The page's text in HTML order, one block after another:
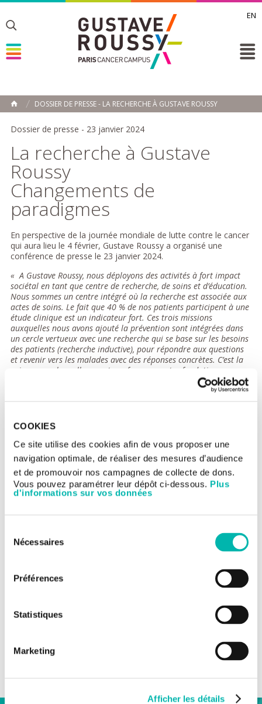
COOKIES
Ce site utilise des cookies afin de vous proposer une
navigation optimale, de réaliser des mesures d’audience
et de promouvoir nos campagnes de collecte de dons.
Vous pouvez paramétrer leur dépôt ci-dessous. Plus
d'informations sur vos données
Nécessaires
Préférences
Statistiques
Marketing
Afficher les détails
EN
Toggle
Toggle
ACCUEIL
DOSSIER DE PRESSE - LA RECHERCHE À GUSTAVE ROUSSY
Dossier de presse - 23 janvier 2024
La recherche à Gustave
Roussy
Changements de
paradigmes
En perspective de la journée mondiale de lutte contre le cancer
qui aura lieu le 4 février, Gustave Roussy a organisé une
conférence de presse le 23 janvier 2024.
« A Gustave Roussy, nous déployons des activités à fort impact
sociétal en tant que centre de recherche, de soins et d’éducation.
Nous sommes un centre intégré où la recherche est associée aux
actes de soins. Le fait que 40 % de nos patients participent à une
étude clinique est un indicateur fort. Ces trois missions
auxquelles nous avons ajouté la prévention sont intégrées dans
un cercle vertueux avec une recherche qui se base sur les besoins
des patients (recherche inductive), pour répondre aux questions
et revenir vers les malades avec des réponses concrètes. C’est la
raison pour laquelle nous transformons notre fondation en
a rappelé le
Pr Fabrice Barlesi lors de cette conférence de presse.
► Pour en savoir plus : lire le dossier de presse.